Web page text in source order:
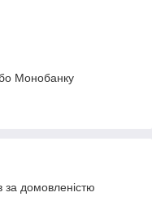
Монобанку
за домовленістю